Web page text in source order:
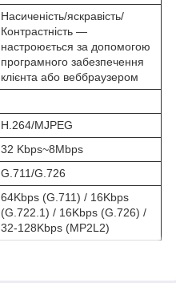
Насиченість/яскравість/
Контрастність —
настроюється за допомогою
програмного забезпечення
клієнта або веббраузером
H.264/MJPEG
32 Kbps~8Mbps
G.711/G.726
64Kbps (G.711) / 16Kbps
(G.722.1) / 16Kbps (G.726) /
32-128Kbps (MP2L2)